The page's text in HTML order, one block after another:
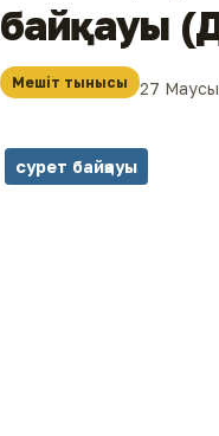
байқауы
Мешіт тынысы 27
сурет байқауы